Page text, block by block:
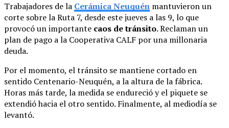
Trabajadores de la Cerámica Neuquén mantuvieron un
corte sobre la Ruta 7, desde este jueves a las 9, lo que
provocó un importante caos de tránsito. Reclaman un
plan de pago a la Cooperativa CALF por una millonaria
deuda.
Por el momento, el tránsito se mantiene cortado en
sentido Centenario-Neuquén, a la altura de la fábrica.
Horas más tarde, la medida se endureció y el piquete se
extendió hacia el otro sentido. Finalmente, al mediodía se
levantó.